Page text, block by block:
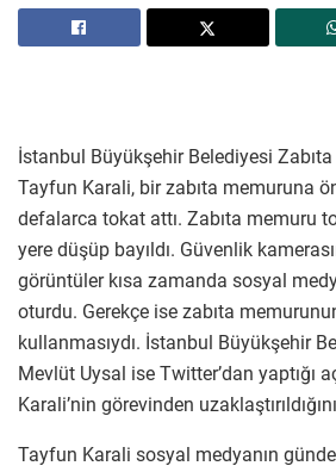
İstanbul Büyükşehir Belediyesi Zabıta
Tayfun Karali, bir zabıta memuruna
defalarca tokat attı. Zabıta memuru
yere düşüp bayıldı. Güvenlik
görüntüler kısa zamanda sosyal
oturdu. Gerekçe ise zabıta
kullanmasıydı. İstanbul Büyükşehir
Mevlüt Uysal ise Twitter’dan yaptığı
Karali’nin görevinden
Tayfun Karali sosyal medyanın